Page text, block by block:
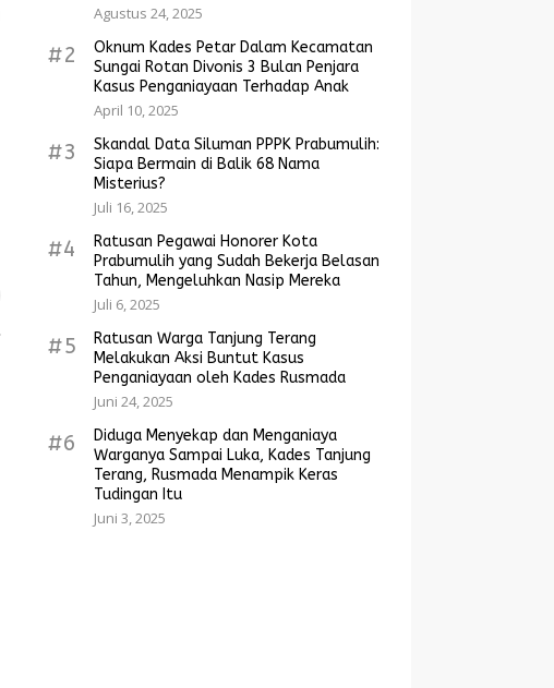
Agustus 24, 2025
#2
Oknum Kades Petar Dalam Kecamatan
Sungai Rotan Divonis 3 Bulan Penjara
Kasus Penganiayaan Terhadap Anak
April 10, 2025
#3
Skandal Data Siluman PPPK Prabumulih:
Siapa Bermain di Balik 68 Nama
Misterius?
Juli 16, 2025
#4
Ratusan Pegawai Honorer Kota
Prabumulih yang Sudah Bekerja Belasan
Tahun, Mengeluhkan Nasip Mereka
Juli 6, 2025
#5
Ratusan Warga Tanjung Terang
Melakukan Aksi Buntut Kasus
Penganiayaan oleh Kades Rusmada
Juni 24, 2025
#6
Diduga Menyekap dan Menganiaya
Warganya Sampai Luka, Kades Tanjung
Terang, Rusmada Menampik Keras
Tudingan Itu
Juni 3, 2025